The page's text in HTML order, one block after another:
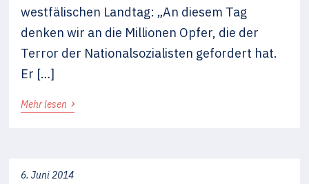
westfälischen Landtag: „An diesem Tag
denken wir an die Millionen Opfer, die der
Terror der Nationalsozialisten gefordert hat.
Er […]
Mehr lesen ›
6. Juni 2014